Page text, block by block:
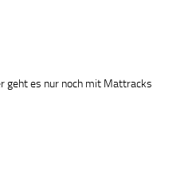
geht es nur noch mit Mattracks